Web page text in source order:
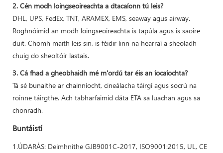
2. Cén modh loingseoireachta a dtacaíonn tú leis?
DHL, UPS, FedEx, TNT, ARAMEX, EMS, seaway agus airway.
Roghnóimid an modh loingseoireachta is tapúla agus is saoire
duit. Chomh maith leis sin, is féidir linn na hearraí a sheoladh
chuig do sheoltóir lastais.
3. Cá fhad a gheobhaidh mé m'ordú tar éis an íocaíochta?
Tá sé bunaithe ar chainníocht, cineálacha táirgí agus socrú na
roinne táirgthe. Ach tabharfaimid dáta ETA sa luachan agus sa
chonradh.
Buntáistí
1.ÚDARÁS: Deimhnithe GJB9001C-2017, ISO9001:2015, UL, CE